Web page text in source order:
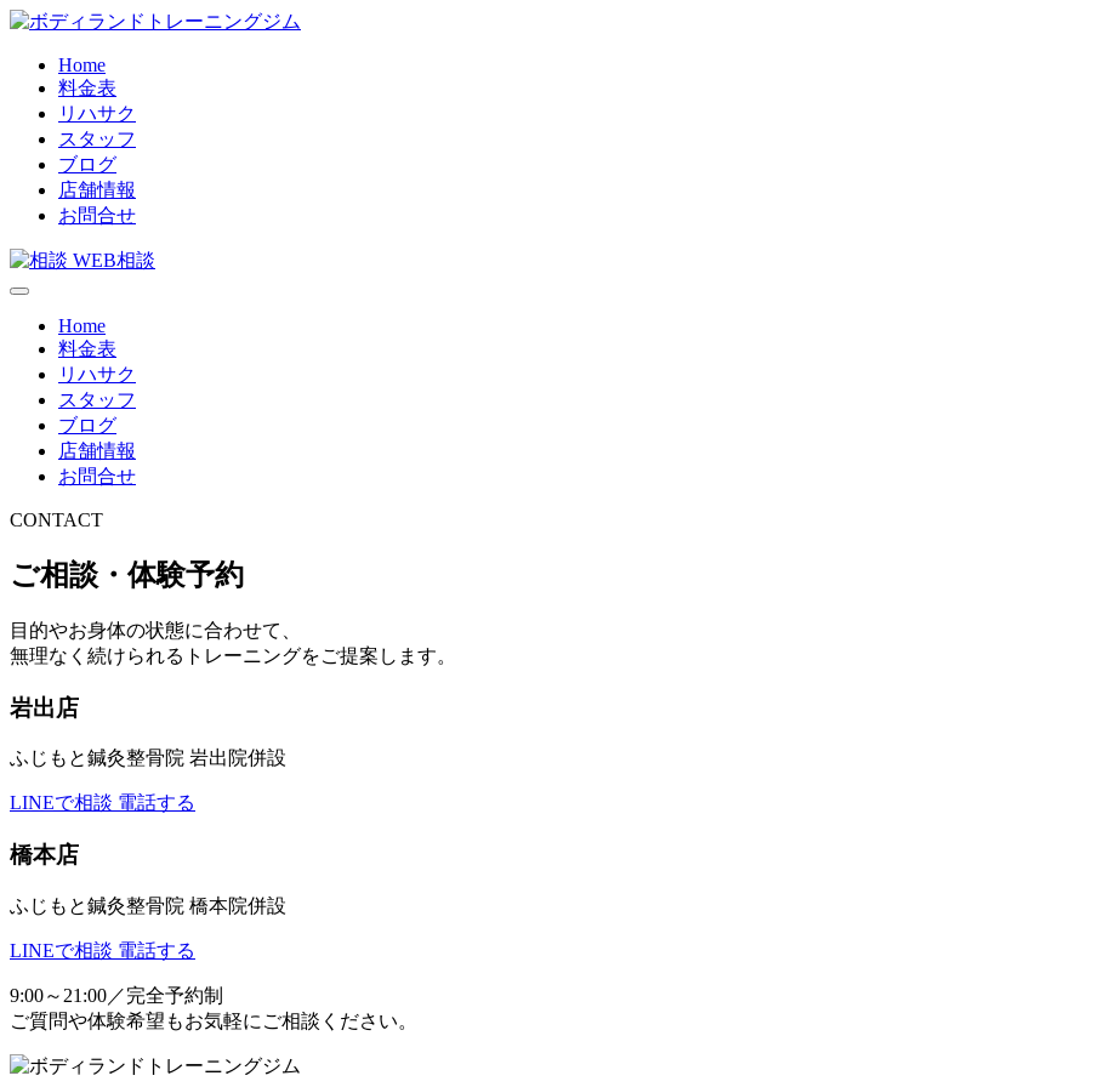
コ
プ
Home
料金表
リハサク
スタッフ
ブログ
店舗情報
お問合せ
WEB相談
Home
料金表
リハサク
スタッフ
ブログ
店舗情報
お問合せ
CONTACT
ご相談・体験予約
目的やお身体の状態に合わせて、
無理なく続けられるトレーニングをご提案します。
岩出店
ふじもと鍼灸整骨院 岩出院併設
LINEで相談 電話する
橋本店
ふじもと鍼灸整骨院 橋本院併設
LINEで相談 電話する
9:00～21:00／完全予約制
ご質問や体験希望もお気軽にご相談ください。